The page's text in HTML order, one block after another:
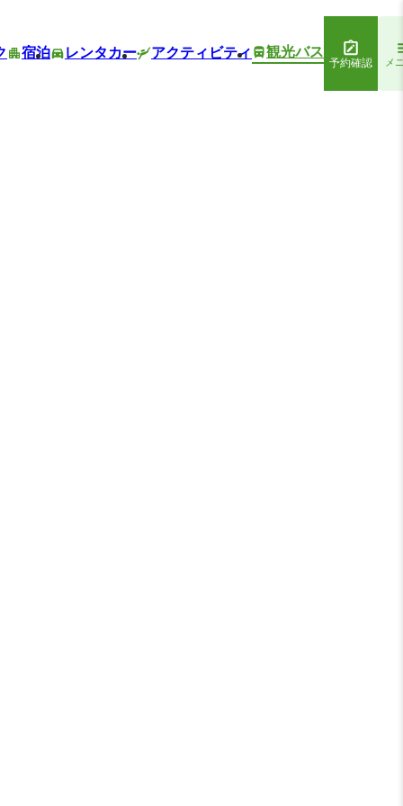
宿泊 レンタカー アクティビティ 観光バス
予約確認 メ